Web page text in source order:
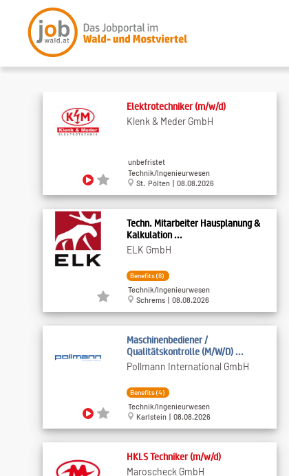
Elektrotechniker (m/w/d)
Klenk & Meder GmbH
unbefristet
Technik/Ingenieurwesen
St. Pölten | 08.08.2026
Techn. Mitarbeiter Hausplanung &
Kalkulation ...
ELK GmbH
Benefits (8)
Technik/Ingenieurwesen
Schrems | 08.08.2026
Maschinenbediener /
Qualitätskontrolle (M/W/D) ...
Pollmann International GmbH
Benefits (4)
Technik/Ingenieurwesen
Karlstein | 08.08.2026
HKLS Techniker (m/w/d)
Maroscheck GmbH